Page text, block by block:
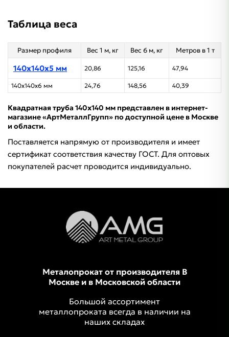
Таблица веса
Размер профиля Вес 1 м, кг Вес 6 м, кг Метров в 1 т
140х140х5 мм 20,86 125,16 47,94
140х140х6 мм 24,76 148,56 40,39
Квадратная труба 140х140 мм представлен в интернет-
магазине «АртМеталлГрупп» по доступной цене в Москве
и области.
Поставляется напрямую от производителя и имеет
сертификат соответствия качеству ГОСТ. Для оптовых
покупателей расчет проводится индивидуально.
Металопрокат от производителя В
Москве и в Московской области
Большой ассортимент
металлопроката всегда в наличии на
наших складах